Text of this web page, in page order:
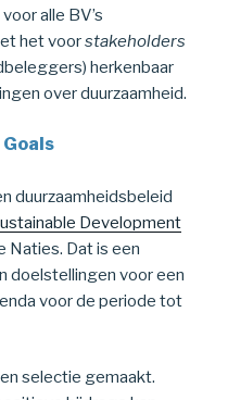
alle BV’s
het voorstakeholders
herkenbaar
over duurzaamheid.
duurzaamheidsbeleid
Development
Naties. Dat is een
doelstellingen voor een
voor de periode tot
selectie gemaakt.